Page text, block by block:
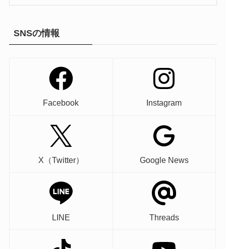
SNSの情報
Facebook Instagram
X（Twitter） Google News
LINE Threads